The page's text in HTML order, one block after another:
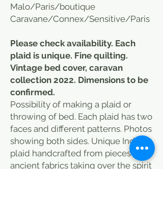
Malo/Paris/boutique
Caravane/Connex/Sensitive/Paris
Please check availability. Each
plaid is unique. Fine quilting.
Vintage bed cover, caravan
collection 2022. Dimensions to be
confirmed.
Possibility of making a plaid or
throwing of bed. Each plaid has two
faces and different patterns. Photos
showing both sides. Unique Indian
plaid handcrafted from pieces of
ancient fabrics taking over the spirit